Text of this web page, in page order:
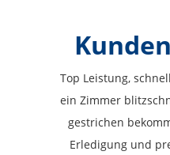
Top Leistung,
ein Zimmer
gestrichen
Erledigung und